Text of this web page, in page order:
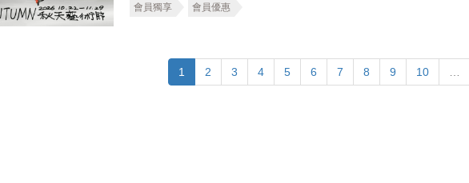
會員獨享 會員優惠
1 2 3 4 5 6 7 8 9 10